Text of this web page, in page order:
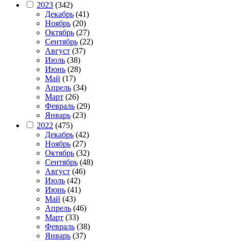
2023 (342)
Декабрь (41)
Ноябрь (20)
Октябрь (27)
Сентябрь (22)
Август (37)
Июль (38)
Июнь (28)
Май (17)
Апрель (34)
Март (26)
Февраль (29)
Январь (23)
2022 (475)
Декабрь (42)
Ноябрь (27)
Октябрь (32)
Сентябрь (48)
Август (46)
Июль (42)
Июнь (41)
Май (43)
Апрель (46)
Март (33)
Февраль (38)
Январь (37)